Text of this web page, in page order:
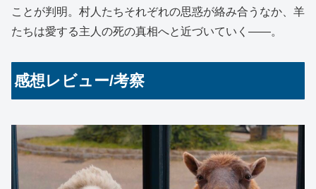
ことが判明。村人たちそれぞれの思惑が絡み合うなか、羊
たちは愛する主人の死の真相へと近づいていく――。
感想レビュー/考察